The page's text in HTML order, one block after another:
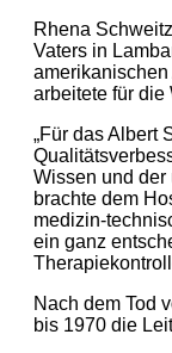
Rhena
Vaters in
arbeitete für die
„Für das Albert
Wissen und
brachte dem
medizin-
ein ganz
Nach dem Tod
bis 1970 die